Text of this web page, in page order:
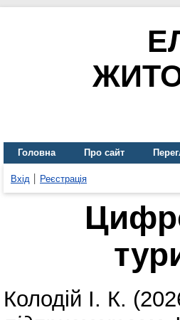
Головна Про сайт
Вхід Реєстрація
Колодій І. К.